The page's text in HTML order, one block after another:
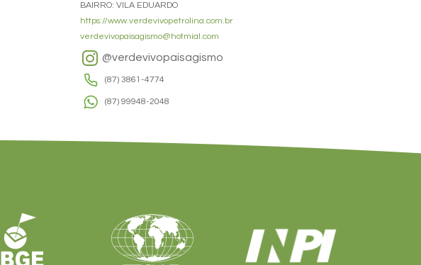
BAIRRO: VILA EDUARDO
https://www.verdevivopetrolina.com.br
verdevivopaisagismo@hotmial.com
@verdevivopaisagismo
(87) 3861-4774
(87) 99948-2048